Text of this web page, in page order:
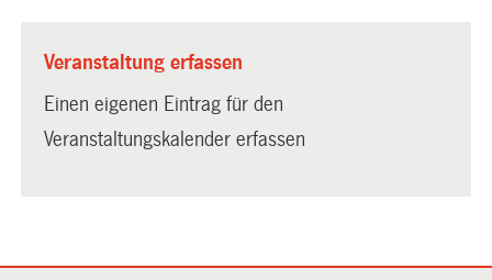
Veranstaltung erfassen
Einen eigenen Eintrag für den
Veranstaltungskalender erfassen